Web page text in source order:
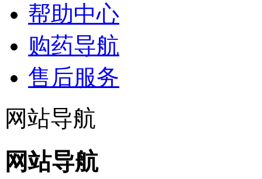
帮助中心
购药导航
售后服务
网站导航
网站导航